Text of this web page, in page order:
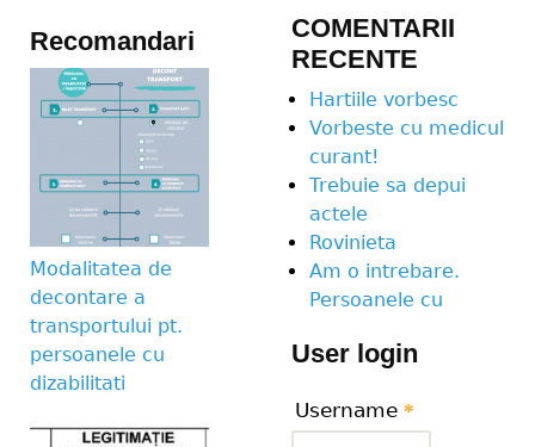
Recomandari
Modalitatea de
decontare a
transportului pt.
persoanele cu
dizabilitati
COMENTARII
RECENTE
Hartiile vorbesc
Vorbeste cu medicul
curant!
Trebuie sa depui
actele
Rovinieta
Am o intrebare.
Persoanele cu
User login
Username *